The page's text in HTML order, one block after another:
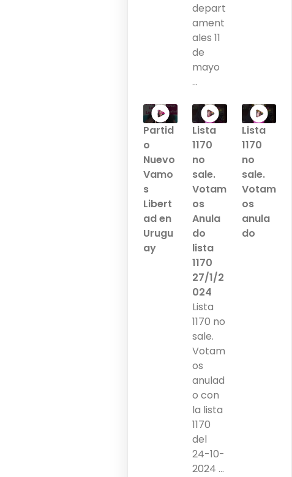
depart
ament
ales 11
de
mayo
...
Partid
o
Nuevo
Vamo
s
Libert
ad en
Urugu
ay
Lista
1170
no
sale.
Votam
os
Anula
do
lista
1170
27/1/2
024
Lista
1170 no
sale.
Votam
os
anulad
o con
la lista
1170
del
24-10-
2024 ...
Lista
1170
no
sale.
Votam
os
anula
do